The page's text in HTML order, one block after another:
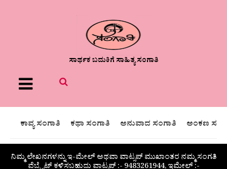
ಸಾರ್ಥಕ ಬದುಕಿಗೆ ಸಾಹಿತ್ಯ ಸಂಗಾತಿ
Menu
ಕಾವ್ಯ ಸಂಗಾತಿ ಕಥಾ ಸಂಗಾತಿ ಅನುವಾದ ಸಂಗಾತಿ ಅಂಕಣ
ನಿಮ್ಮ ಲೇಖನಗಳನ್ನು ಇ-ಮೇಲ್ ಅಥವಾ ವಾಟ್ಸಪ್ ಮುಖಾಂತರ ನಮ್ಮ ಸಂಗತಿ